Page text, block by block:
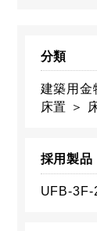
分類
建築用
床置 ＞
採用製品
UFB-3F-